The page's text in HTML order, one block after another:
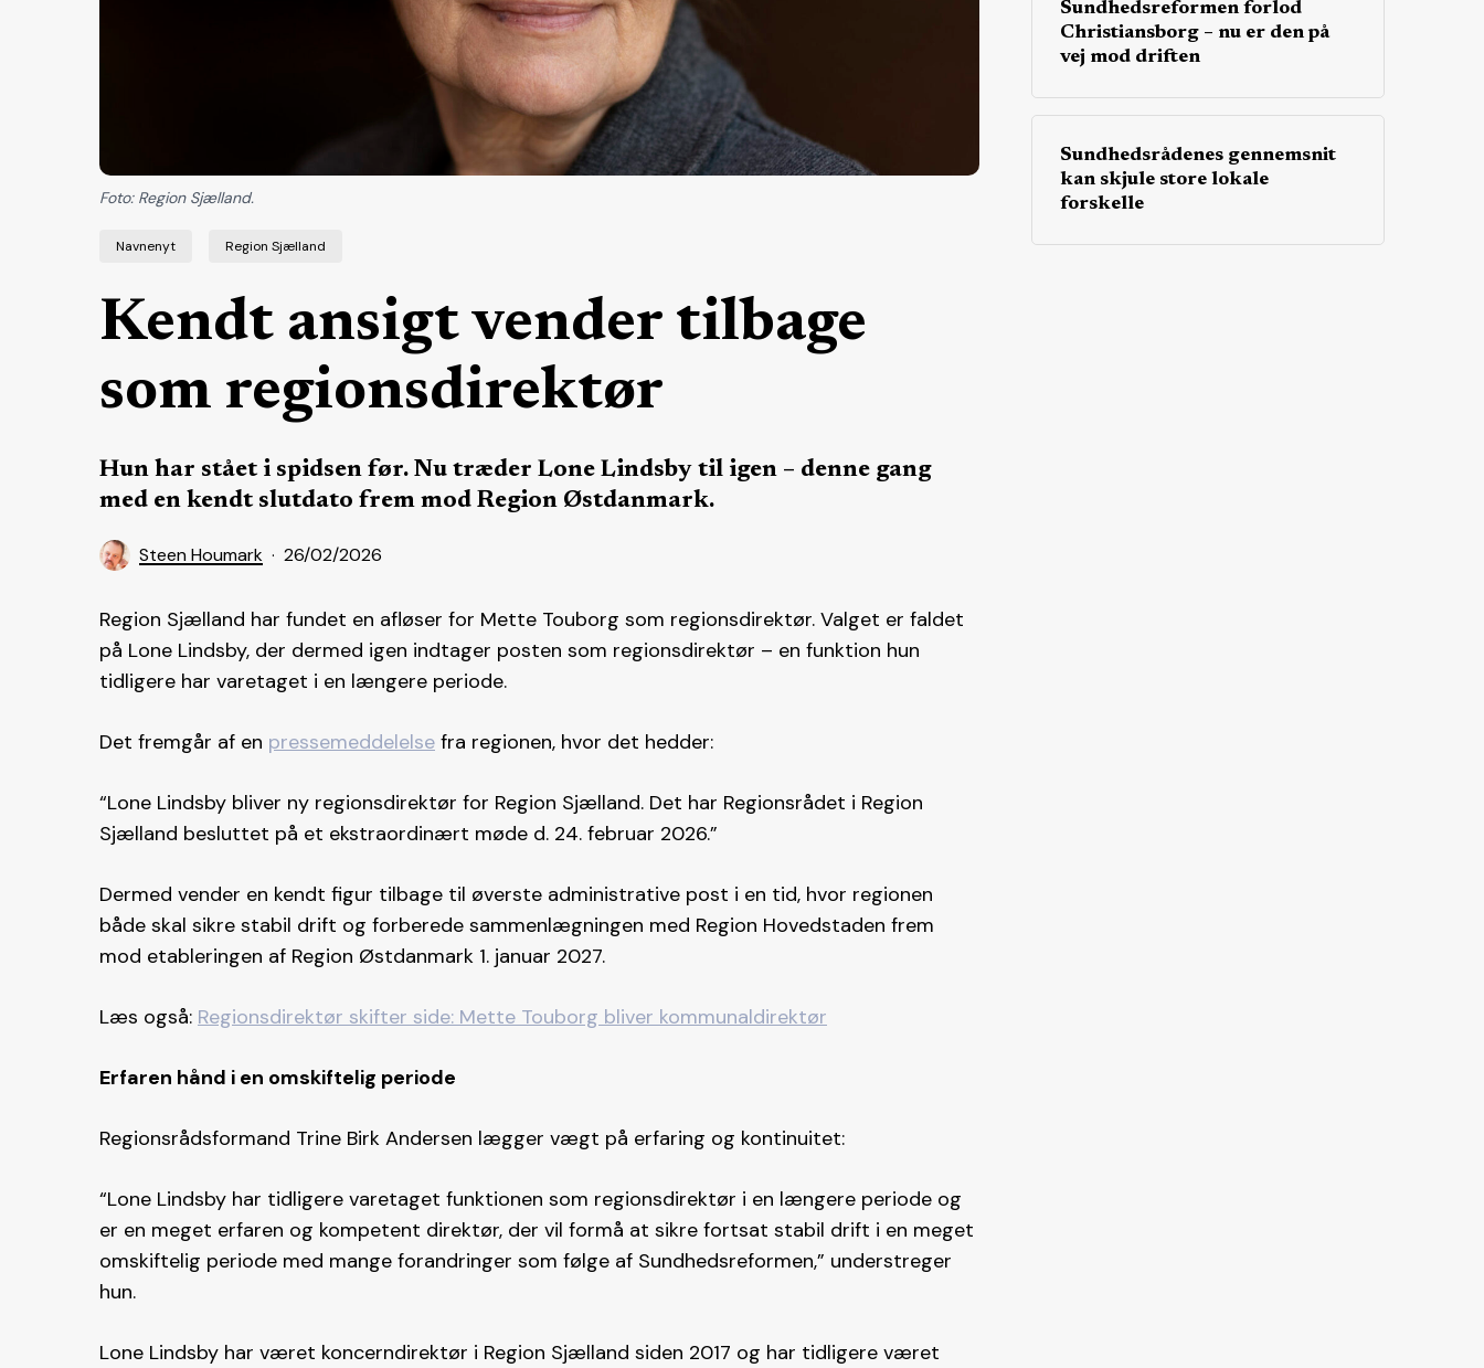
Navnenyt Region Sjælland
Kendt ansigt vender tilbage
som regionsdirektør
Hun har stået i spidsen før. Nu træder Lone Lindsby til igen – denne gang
med en kendt slutdato frem mod Region Østdanmark.
Steen Houmark 26/02/2026
Foto: Region Sjælland.
Region Sjælland har fundet en afløser for Mette Touborg som regionsdirektør. Valget er faldet
på Lone Lindsby, der dermed igen indtager posten som regionsdirektør – en funktion hun
tidligere har varetaget i en længere periode.
Det fremgår af en pressemeddelelse fra regionen, hvor det hedder:
“Lone Lindsby bliver ny regionsdirektør for Region Sjælland. Det har Regionsrådet i Region
Sjælland besluttet på et ekstraordinært møde d. 24. februar 2026.”
Dermed vender en kendt figur tilbage til øverste administrative post i en tid, hvor regionen
både skal sikre stabil drift og forberede sammenlægningen med Region Hovedstaden frem
mod etableringen af Region Østdanmark 1. januar 2027.
Læs også: Regionsdirektør skifter side: Mette Touborg bliver kommunaldirektør
Erfaren hånd i en omskiftelig periode
Regionsrådsformand Trine Birk Andersen lægger vægt på erfaring og kontinuitet:
“Lone Lindsby har tidligere varetaget funktionen som regionsdirektør i en længere periode og
er en meget erfaren og kompetent direktør, der vil formå at sikre fortsat stabil drift i en meget
omskiftelig periode med mange forandringer som følge af Sundhedsreformen,” understreger
hun.
Lone Lindsby har været koncerndirektør i Region Sjælland siden 2017 og har tidligere været
Sundhedsreformen forlod
Christiansborg – nu er den på
vej mod driften
Sundhedsrådenes gennemsnit
kan skjule store lokale
forskelle